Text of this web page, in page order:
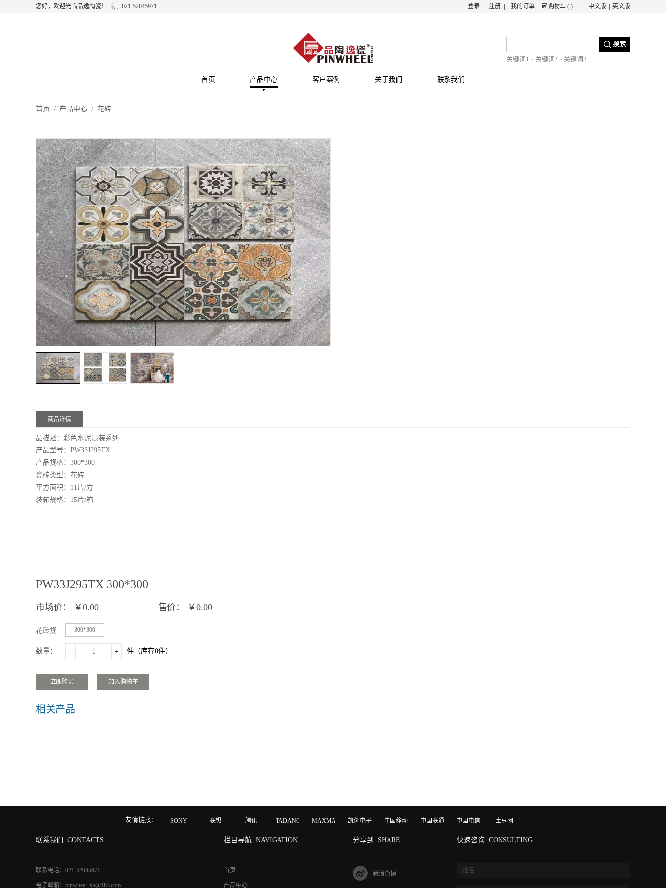
您好，欢迎光临品逸陶瓷！ 021-52045971 中文版 英文版
购物车 ( )
我的订单
登录 注册
关键词1 关键词2 关键词3
首页 产品中心 客户案例 关于我们 联系我们
首页 / 产品中心 / 花砖
商品详情
品描述： 彩色水泥混装系列
产品型号： PW33J295TX
产品规格： 300*300
瓷砖类型：花砖
平方面积： 11片/方
装箱规格： 15片/箱
PW33J295TX 300*300
售价： ￥0.00
市场价： ￥0.00
花砖规
格：
300*300
数量： - + 件（库存0件）
相关产品
友情链接： SONY 联想 腾讯 TADANO MAXMAGIC 凯创电子 中国移动 中国联通 中国电信 土豆网
联系我们 CONTACTS
联系电话：021-52045971
电子邮箱：pinwheel_sh@163.com
栏目导航 NAVIGATION
首页
产品中心
分享到 SHARE
新浪微博
快速咨询 CONSULTING